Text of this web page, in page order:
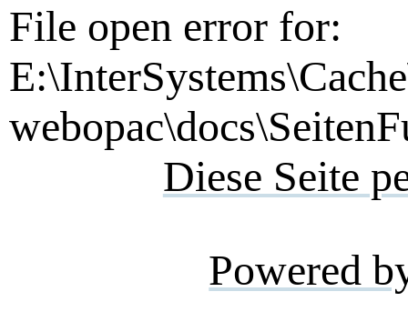
File open error for:
Diese Seite
Powered